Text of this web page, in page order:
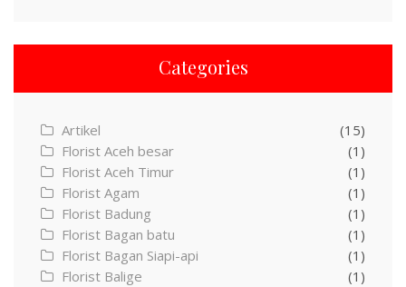
Categories
Artikel
(15)
Florist Aceh besar
(1)
Florist Aceh Timur
(1)
Florist Agam
(1)
Florist Badung
(1)
Florist Bagan batu
(1)
Florist Bagan Siapi-api
(1)
Florist Balige
(1)